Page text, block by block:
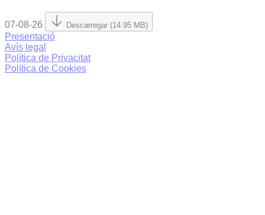
07-08-26 Descarregar (14.95 MB)
Presentació
Avís legal
Política de Privacitat
Política de Cookies